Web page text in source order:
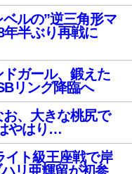
ベルの”逆三角形マ
年半ぶり再戦に
ガール、鍛えた
リング降臨へ
、大きな桃尻で
やはり…
イト級王座戦で岸
リ亜輝留が初参